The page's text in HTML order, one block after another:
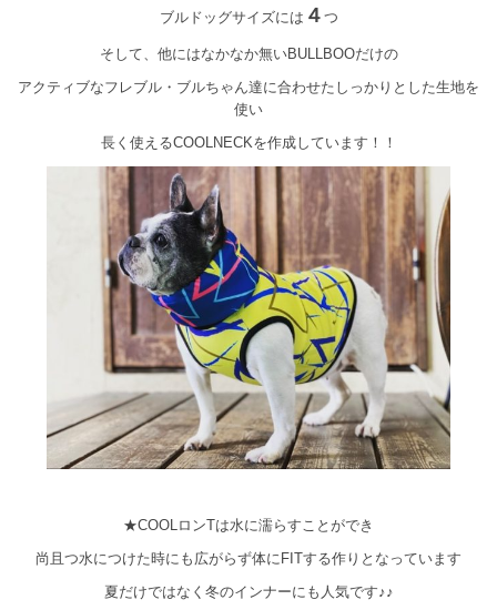
ブルドッグサイズには ４ つ
そして、他にはなかなか無いBULLBOOだけの
アクティブなフレブル・ブルちゃん達に合わせたしっかりとした生地を
使い
長く使えるCOOLNECKを作成しています！！
★COOLロンTは水に濡らすことができ
尚且つ水につけた時にも広がらず体にFITする作りとなっています
夏だけではなく冬のインナーにも人気です♪♪